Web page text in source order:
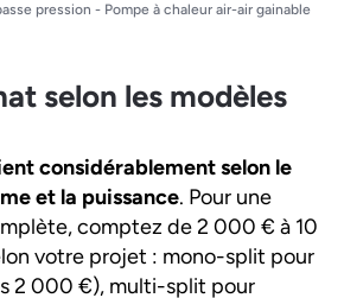
pression - Pompe à chaleur air-air gainable
selon les modèles
considérablement selon le
et la puissance. Pour une
comptez de 2 000 € à 10
votre projet : mono-split pour
2 000 €), multi-split pour